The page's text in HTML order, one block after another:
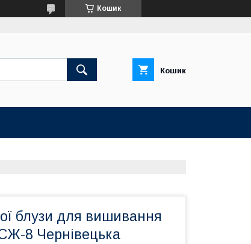
Кошик
Кошик
блузи для вишивання
8 Чернівецька